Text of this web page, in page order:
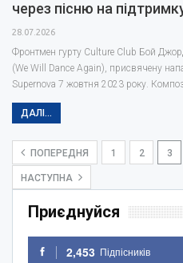
через пісню на
28.07.2026
Фронтмен гурту Culture Club Бой
(We Will Dance Again), присвячену
Supernova 7 жовтня 2023 року.
ДАЛІ...
ПОПЕРЕДНЯ 1 2 3
НАСТУПНА
Приєднуйся
2,453 Підпісників